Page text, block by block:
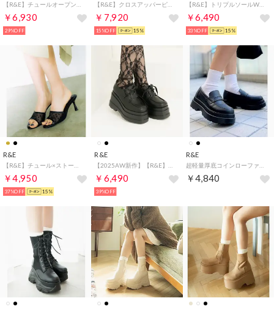
【R&E】チュールオープントゥハイヒールパンプス （ベージュ）
￥6,930
29%OFF
【R&E】クロスアッパーピンヒールサンダル （ブラック）
￥7,920
15%OFF 15%
【R&E】トリプルソールWベルト厚底サンダル （ブラック）
￥6,490
33%OFF 15%
R&E
￥4,950
37%OFF 15%
R&E
￥6,490
39%OFF
R&E
￥4,840